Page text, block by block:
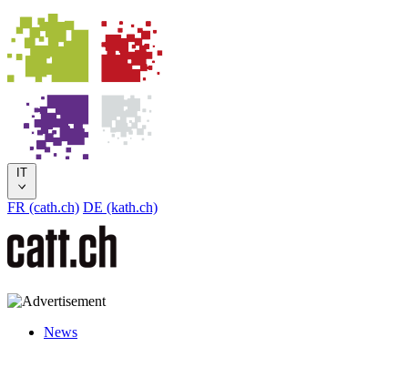
IT
FR (cath.ch) DE (kath.ch)
News